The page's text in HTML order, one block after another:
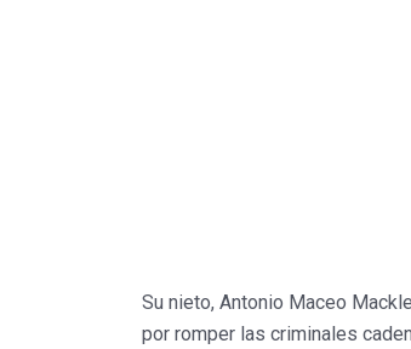
Su nieto, Antonio Maceo
por romper las criminales